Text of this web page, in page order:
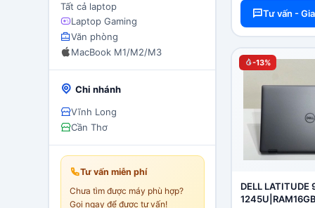
Tất cả laptop
Laptop Gaming
Văn phòng
MacBook M1/M2/M3
Chi nhánh
Vĩnh Long
Cần Thơ
Tư vấn miễn phí
Chưa tìm được máy phù hợp?
Gọi ngay để được tư vấn!
Tư vấn -
-13%
DELL LATITUDE